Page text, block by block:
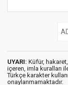
UYARI: Küfür,
içeren, imla kuralları
Türkçe karakter
onaylanmamaktadır.